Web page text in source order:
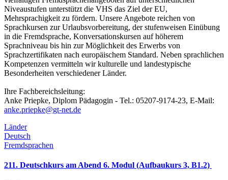
Niveaustufen unterstützt die VHS das Ziel der EU,
Mehrsprachigkeit zu fördern. Unsere Angebote reichen von
Sprachkursen zur Urlaubsvorbereitung, der stufenweisen Einübung
in die Fremdsprache, Konversationskursen auf höherem
Sprachniveau bis hin zur Möglichkeit des Erwerbs von
Sprachzertifikaten nach europäischem Standard. Neben sprachlichen
Kompetenzen vermitteln wir kulturelle und landestypische
Besonderheiten verschiedener Länder.
Ihre Fachbereichsleitung:
Anke Priepke, Diplom Pädagogin - Tel.: 05207-9174-23, E-Mail:
anke.priepke@gt-net.de
Länder
Deutsch
Fremdsprachen
211. Deutschkurs am Abend 6. Modul (Aufbaukurs 3, B1.2)